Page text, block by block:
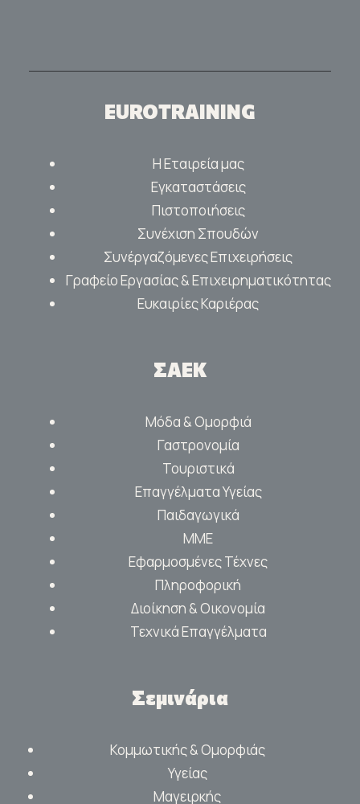
EUROTRAINING
Η Εταιρεία μας
Εγκαταστάσεις
Πιστοποιήσεις
Συνέχιση Σπουδών
Συνέργαζόμενες Επιχειρήσεις
Γραφείο Εργασίας & Επιχειρηματικότητας
Ευκαιρίες Καριέρας
ΣΑΕΚ
Μόδα & Ομορφιά
Γαστρονομία
Τουριστικά
Επαγγέλματα Υγείας
Παιδαγωγικά
ΜΜΕ
Εφαρμοσμένες Τέχνες
Πληροφορική
Διοίκηση & Οικονομία
Τεχνικά Επαγγέλματα
Σεμινάρια
Κομμωτικής & Ομορφιάς
Υγείας
Μαγειρκής